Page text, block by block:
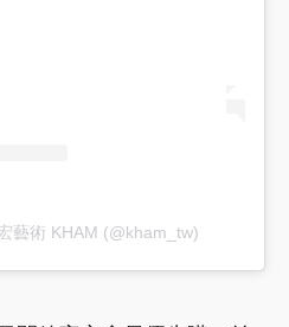
藝術 KHAM (@kham_tw)